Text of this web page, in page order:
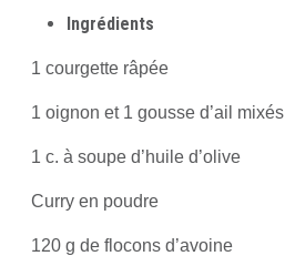
Ingrédients
1 courgette râpée
1 oignon et 1 gousse d’ail mixés
1 c. à soupe d’huile d’olive
Curry en poudre
120 g de flocons d’avoine